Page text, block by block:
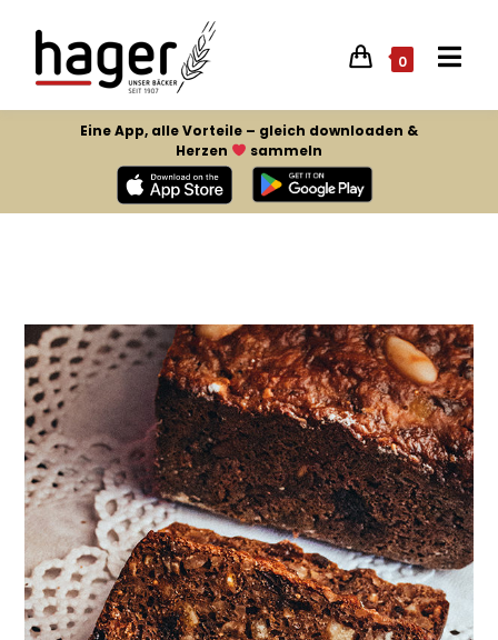
0
Eine App, alle Vorteile – gleich downloaden &
Herzen
sammeln